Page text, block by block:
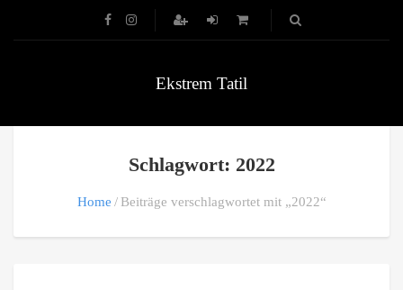
Ekstrem Tatil
Schlagwort: 2022
Home Beiträge verschlagwortet mit „2022“